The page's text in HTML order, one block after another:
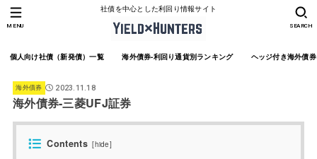
社債を中心とした利回り情報サイト
個人向け社債（新発債）一覧 海外債券-利回り通貨別ランキング ヘッジ付き海外債
SEARCH
MENU
海外債券 2023.11.18
海外債券-三菱UFJ証券
Contents [hide]